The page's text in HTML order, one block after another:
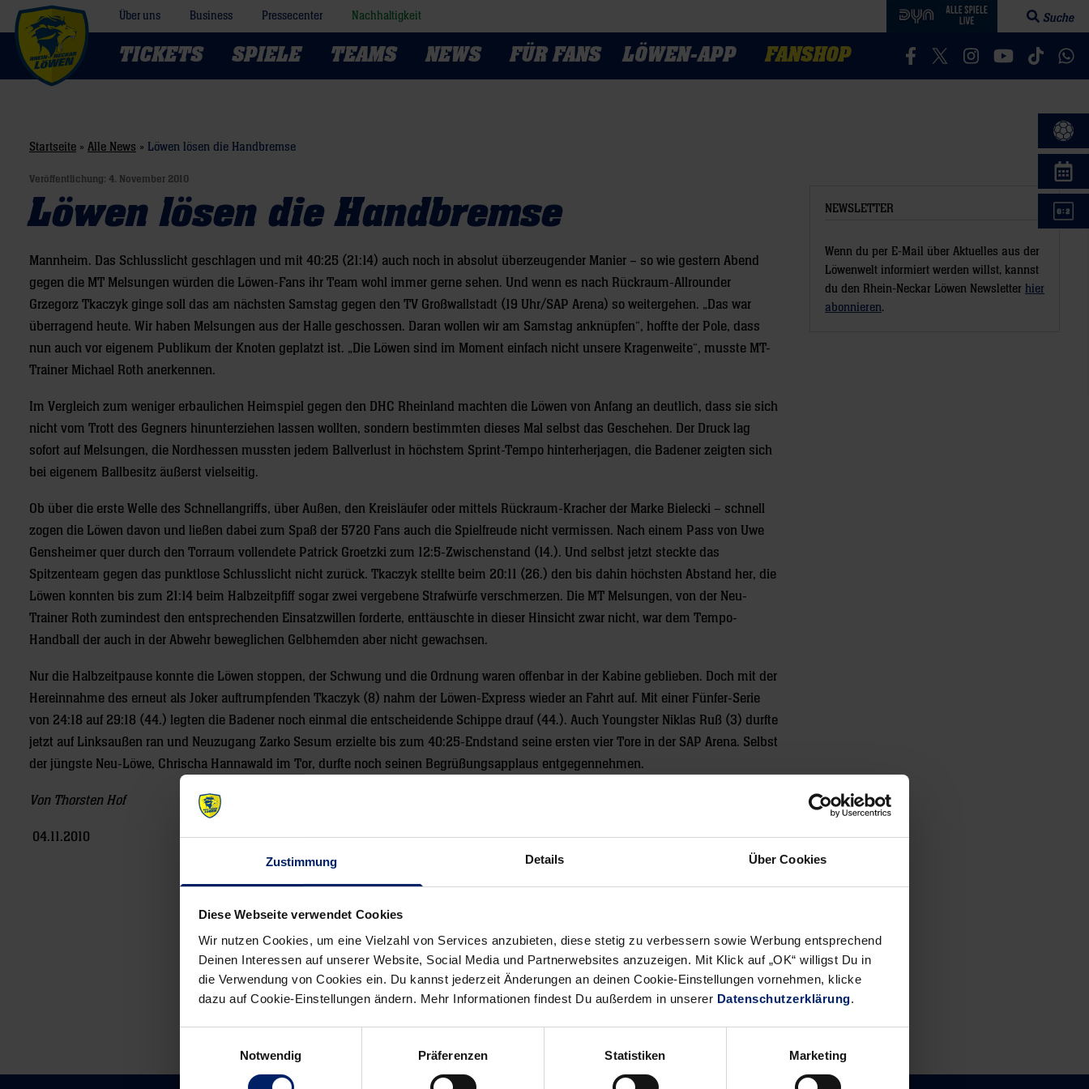
Zustimmung Details Über Cookies
Diese Webseite verwendet Cookies
Wir nutzen Cookies, um eine Vielzahl von Services anzubieten, diese stetig zu verbessern sowie Werbung entsprechend
Deinen Interessen auf unserer Website, Social Media und Partnerwebsites anzuzeigen. Mit Klick auf „OK“ willigst Du in
die Verwendung von Cookies ein. Du kannst jederzeit Änderungen an deinen Cookie-Einstellungen vornehmen, klicke
dazu auf Cookie-Einstellungen ändern. Mehr Informationen findest Du außerdem in unserer Datenschutzerklärung.
Notwendig
Präferenzen Statistiken Marketing
Über uns Business Pressecenter Nachhaltigkeit
Suchfeld
Suche
TICKETS SPIELE TEAMS NEWS FÜR FANS LÖWEN-APP FANSHOP Besucht uns auf Facebook
Besucht uns auf Twitter
Besucht uns auf
Besucht uns
Besucht
Startseite » Alle News » Löwen lösen die Handbremse
Veröffentlichung: 4. November 2010
Löwen lösen die Handbremse
Mannheim. Das Schlusslicht geschlagen und mit 40:25 (21:14) auch noch in absolut überzeugender Manier – so wie gestern Abend
gegen die MT Melsungen würden die Löwen-Fans ihr Team wohl immer gerne sehen. Und wenn es nach Rückraum-Allrounder
Grzegorz Tkaczyk ginge soll das am nächsten Samstag gegen den TV Großwallstadt (19 Uhr/SAP Arena) so weitergehen. „Das war
überragend heute. Wir haben Melsungen aus der Halle geschossen. Daran wollen wir am Samstag anknüpfen“, hoffte der Pole, dass
nun auch vor eigenem Publikum der Knoten geplatzt ist. „Die Löwen sind im Moment einfach nicht unsere Kragenweite“, musste MT-
Trainer Michael Roth anerkennen.
Im Vergleich zum weniger erbaulichen Heimspiel gegen den DHC Rheinland machten die Löwen von Anfang an deutlich, dass sie sich
nicht vom Trott des Gegners hinunterziehen lassen wollten, sondern bestimmten dieses Mal selbst das Geschehen. Der Druck lag
sofort auf Melsungen, die Nordhessen mussten jedem Ballverlust in höchstem Sprint-Tempo hinterherjagen, die Badener zeigten sich
bei eigenem Ballbesitz äußerst vielseitig.
Ob über die erste Welle des Schnellangriffs, über Außen, den Kreisläufer oder mittels Rückraum-Kracher der Marke Bielecki – schnell
zogen die Löwen davon und ließen dabei zum Spaß der 5720 Fans auch die Spielfreude nicht vermissen. Nach einem Pass von Uwe
Gensheimer quer durch den Torraum vollendete Patrick Groetzki zum 12:5-Zwischenstand (14.). Und selbst jetzt steckte das
Spitzenteam gegen das punktlose Schlusslicht nicht zurück. Tkaczyk stellte beim 20:11 (26.) den bis dahin höchsten Abstand her, die
Löwen konnten bis zum 21:14 beim Halbzeitpfiff sogar zwei vergebene Strafwürfe verschmerzen. Die MT Melsungen, von der Neu-
Trainer Roth zumindest den entsprechenden Einsatzwillen forderte, enttäuschte in dieser Hinsicht zwar nicht, war dem Tempo-
Handball der auch in der Abwehr beweglichen Gelbhemden aber nicht gewachsen.
Nur die Halbzeitpause konnte die Löwen stoppen, der Schwung und die Ordnung waren offenbar in der Kabine geblieben. Doch mit der
Hereinnahme des erneut als Joker auftrumpfenden Tkaczyk (8) nahm der Löwen-Express wieder an Fahrt auf. Mit einer Fünfer-Serie
von 24:18 auf 29:18 (44.) legten die Badener noch einmal die entscheidende Schippe drauf (44.). Auch Youngster Niklas Ruß (3) durfte
jetzt auf Linksaußen ran und Neuzugang Zarko Sesum erzielte bis zum 40:25-Endstand seine ersten vier Tore in der SAP Arena. Selbst
der jüngste Neu-Löwe, Chrischa Hannawald im Tor, durfte noch seinen Begrüßungsapplaus entgegennehmen.
Von Thorsten Hof
04.11.2010
NEWSLETTER
Wenn du per E-Mail über Aktuelles aus der
Löwenwelt informiert werden willst, kannst
du den Rhein-Neckar Löwen Newsletter hier
abonnieren.
News:
Lustvoller
Vortrag
News:
„Ich
bin
stärker
als
zuvor“